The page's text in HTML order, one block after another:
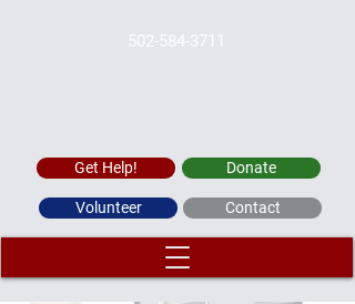
Volunteer
Donate
502-584-3711
Get Help!
Contact